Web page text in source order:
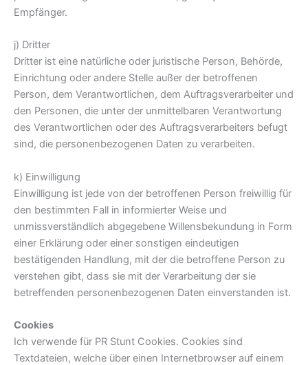
Empfänger.
j) Dritter
Dritter ist eine natürliche oder juristische Person, Behörde,
Einrichtung oder andere Stelle außer der betroffenen
Person, dem Verantwortlichen, dem Auftragsverarbeiter und
den Personen, die unter der unmittelbaren Verantwortung
des Verantwortlichen oder des Auftragsverarbeiters befugt
sind, die personenbezogenen Daten zu verarbeiten.
k) Einwilligung
Einwilligung ist jede von der betroffenen Person freiwillig für
den bestimmten Fall in informierter Weise und
unmissverständlich abgegebene Willensbekundung in Form
einer Erklärung oder einer sonstigen eindeutigen
bestätigenden Handlung, mit der die betroffene Person zu
verstehen gibt, dass sie mit der Verarbeitung der sie
betreffenden personenbezogenen Daten einverstanden ist.
Cookies
Ich verwende für PR Stunt Cookies. Cookies sind
Textdateien, welche über einen Internetbrowser auf einem